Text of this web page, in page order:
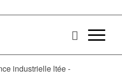
industrielle ltée -